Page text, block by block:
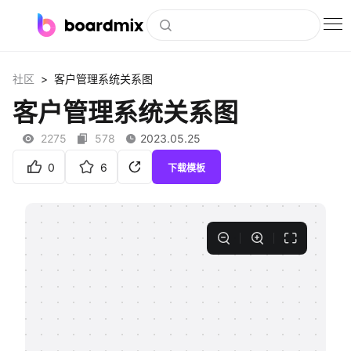
社区资源
下载
私有化部署
客户案例
社区 > 客户管理系统关系图
客户管理系统关系图
2275 578 2023.05.25
0 6 下载模板